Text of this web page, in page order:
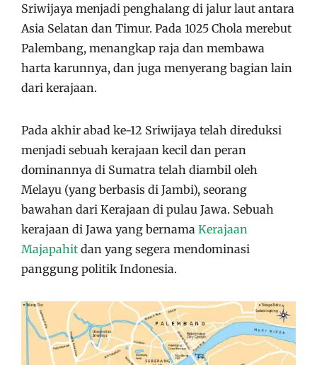
Sriwijaya menjadi penghalang di jalur laut antara
Asia Selatan dan Timur. Pada 1025 Chola merebut
Palembang, menangkap raja dan membawa
harta karunnya, dan juga menyerang bagian lain
dari kerajaan.
Pada akhir abad ke-12 Sriwijaya telah direduksi
menjadi sebuah kerajaan kecil dan peran
dominannya di Sumatra telah diambil oleh
Melayu (yang berbasis di Jambi), seorang
bawahan dari Kerajaan di pulau Jawa. Sebuah
kerajaan di Jawa yang bernama Kerajaan
Majapahit dan yang segera mendominasi
panggung politik Indonesia.